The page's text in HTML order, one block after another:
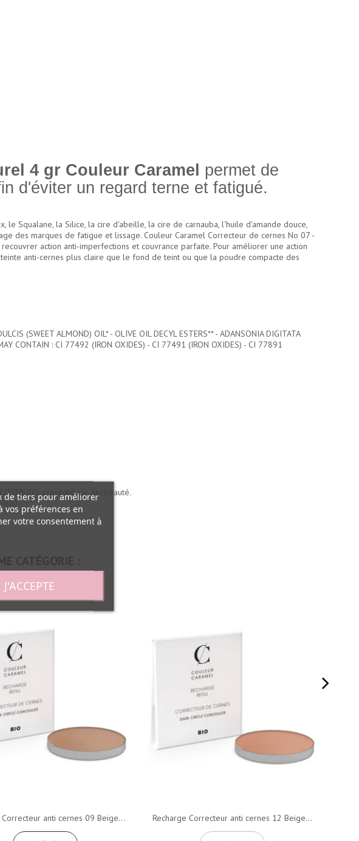
4 gr Couleur Caramel permet de
d'éviter un regard terne et fatigué.
Squalane, la Silice, la cire d'abeille, la cire de carnauba, l'huile d'amande douce,
des marques de fatigue et lissage. Couleur Caramel Correcteur de cernes No 07 -
action anti-imperfections et couvrance parfaite. Pour améliorer une action
anti-cernes plus claire que le fond de teint ou que la poudre compacte des
(SWEET ALMOND) OIL* - OLIVE OIL DECYL ESTERS** - ADANSONIA DIGITATA
CONTAIN : CI 77492 (IRON OXIDES) - CI 77491 (IRON OXIDES) - CI 77891
COSMÉBIO présenté sur Abcbeauté.
CATÉGORIE :
Correcteur anti cernes 09 Beige... Recharge Correcteur anti cernes 12 Beige...
de tiers pour améliorer
vos préférences en
votre consentement à
J'ACCEPTE